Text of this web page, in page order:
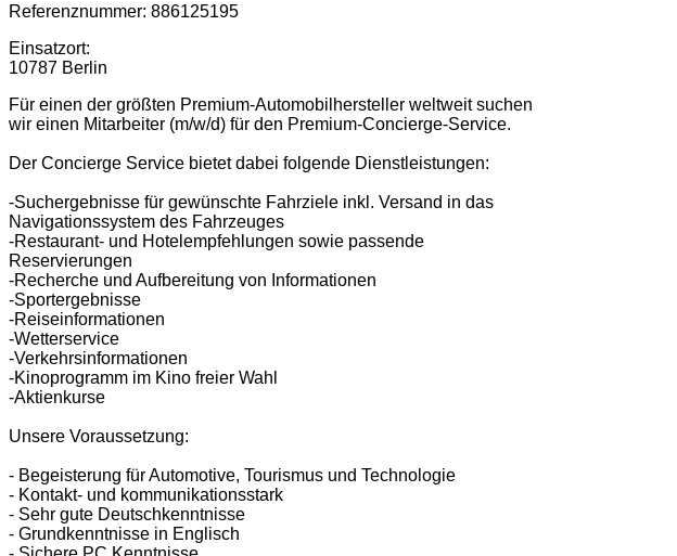
Referenznummer: 886125195
Einsatzort:
10787 Berlin
Für einen der größten Premium-Automobilhersteller weltweit suchen
wir einen Mitarbeiter (m/w/d) für den Premium-Concierge-Service.
Der Concierge Service bietet dabei folgende Dienstleistungen:
-Suchergebnisse für gewünschte Fahrziele inkl. Versand in das
Navigationssystem des Fahrzeuges
-Restaurant- und Hotelempfehlungen sowie passende
Reservierungen
-Recherche und Aufbereitung von Informationen
-Sportergebnisse
-Reiseinformationen
-Wetterservice
-Verkehrsinformationen
-Kinoprogramm im Kino freier Wahl
-Aktienkurse
Unsere Voraussetzung:
- Begeisterung für Automotive, Tourismus und Technologie
- Kontakt- und kommunikationsstark
- Sehr gute Deutschkenntnisse
- Grundkenntnisse in Englisch